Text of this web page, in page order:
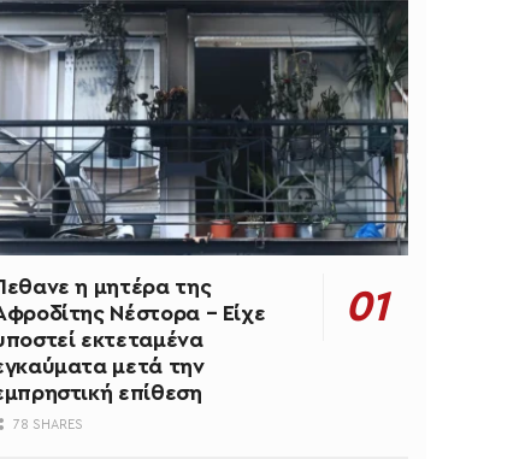
η μητέρα της
Νέστορα – Είχε
εκτεταμένα
μετά την
επίθεση
78 SHARES